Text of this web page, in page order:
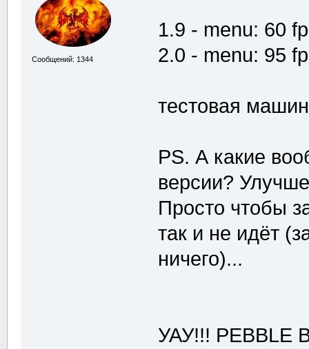
Сообщений: 1344
1.9 - menu: 60
2.0 - menu: 95
тестовая
PS. А какие
версии?
Просто чтобы
так и не идёт
ничего)...
УАУ!!! PEBBLE